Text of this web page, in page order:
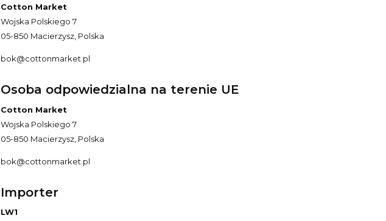
Cotton Market
Wojska Polskiego 7
05-850 Macierzysz, Polska
bok@cottonmarket.pl
Osoba odpowiedzialna na terenie UE
Cotton Market
Wojska Polskiego 7
05-850 Macierzysz, Polska
bok@cottonmarket.pl
Importer
LW1